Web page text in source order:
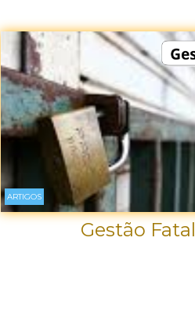
ARTIGOS
Gestão Fatal